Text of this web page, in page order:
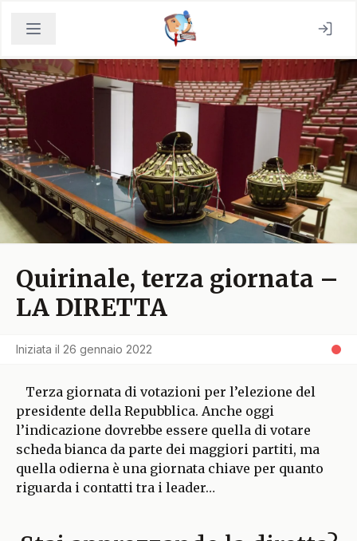
Quirinale, terza giornata –
LA DIRETTA
Iniziata il 26 gennaio 2022
Terza giornata di votazioni per l’elezione del
presidente della Repubblica. Anche oggi
l’indicazione dovrebbe essere quella di votare
scheda bianca da parte dei maggiori partiti, ma
quella odierna è una giornata chiave per quanto
riguarda i contatti tra i leader…